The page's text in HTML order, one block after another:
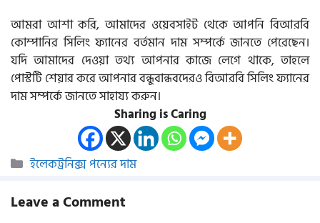
আমরা আশা করি, আমাদের ওয়েবসাইট থেকে আপনি বিআরবি
কোম্পানির সিলিং ফ্যানের বর্তমান দাম সম্পর্কে জানতে পেরেছেন।
যদি আমাদের দেওয়া তথ্য আপনার কাজে লেগে থাকে, তাহলে
পোস্টটি শেয়ার করে আপনার বন্ধুবান্ধবদেরও বিআরবি সিলিং ফ্যানের
দাম সম্পর্কে জানতে সাহায্য করুন।
Sharing is Caring
Categories
ইলেকট্রনিক্স পন্যের দাম
Leave a Comment